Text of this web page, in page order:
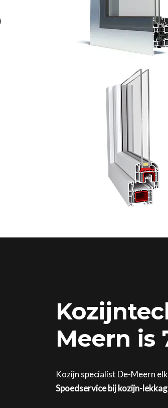
Meern is
Kozijn specialist De-Meern
Spoedservice bij kozijn-